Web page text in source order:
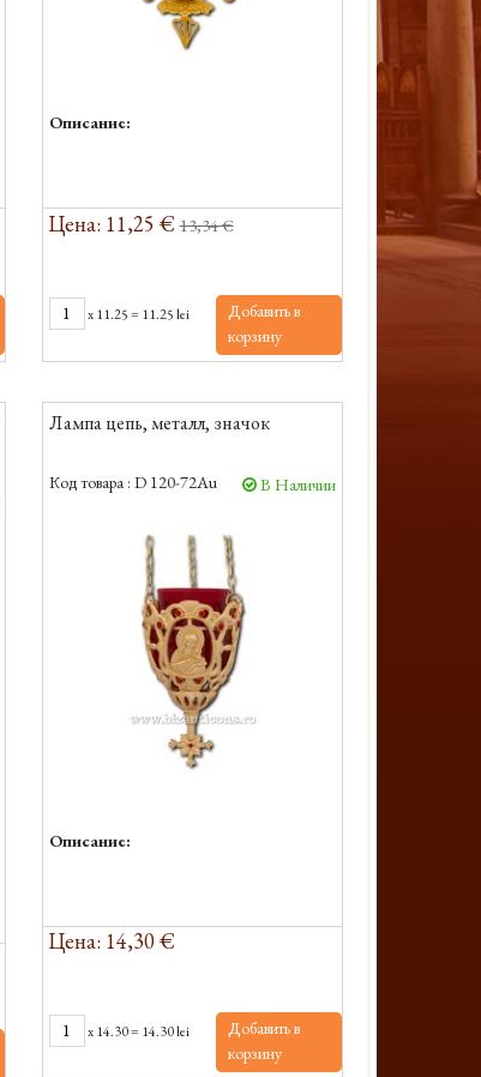
Описание:
Цена: 11,25 € 13,34 €
x11.25= 11.25 lei
Добавить в
корзину
Лампа цепь, металл, значок
Код товара : D 120-72Au В Наличии
Описание:
Цена: 14,30 €
x14.30= 14.30 lei
Добавить в
корзину